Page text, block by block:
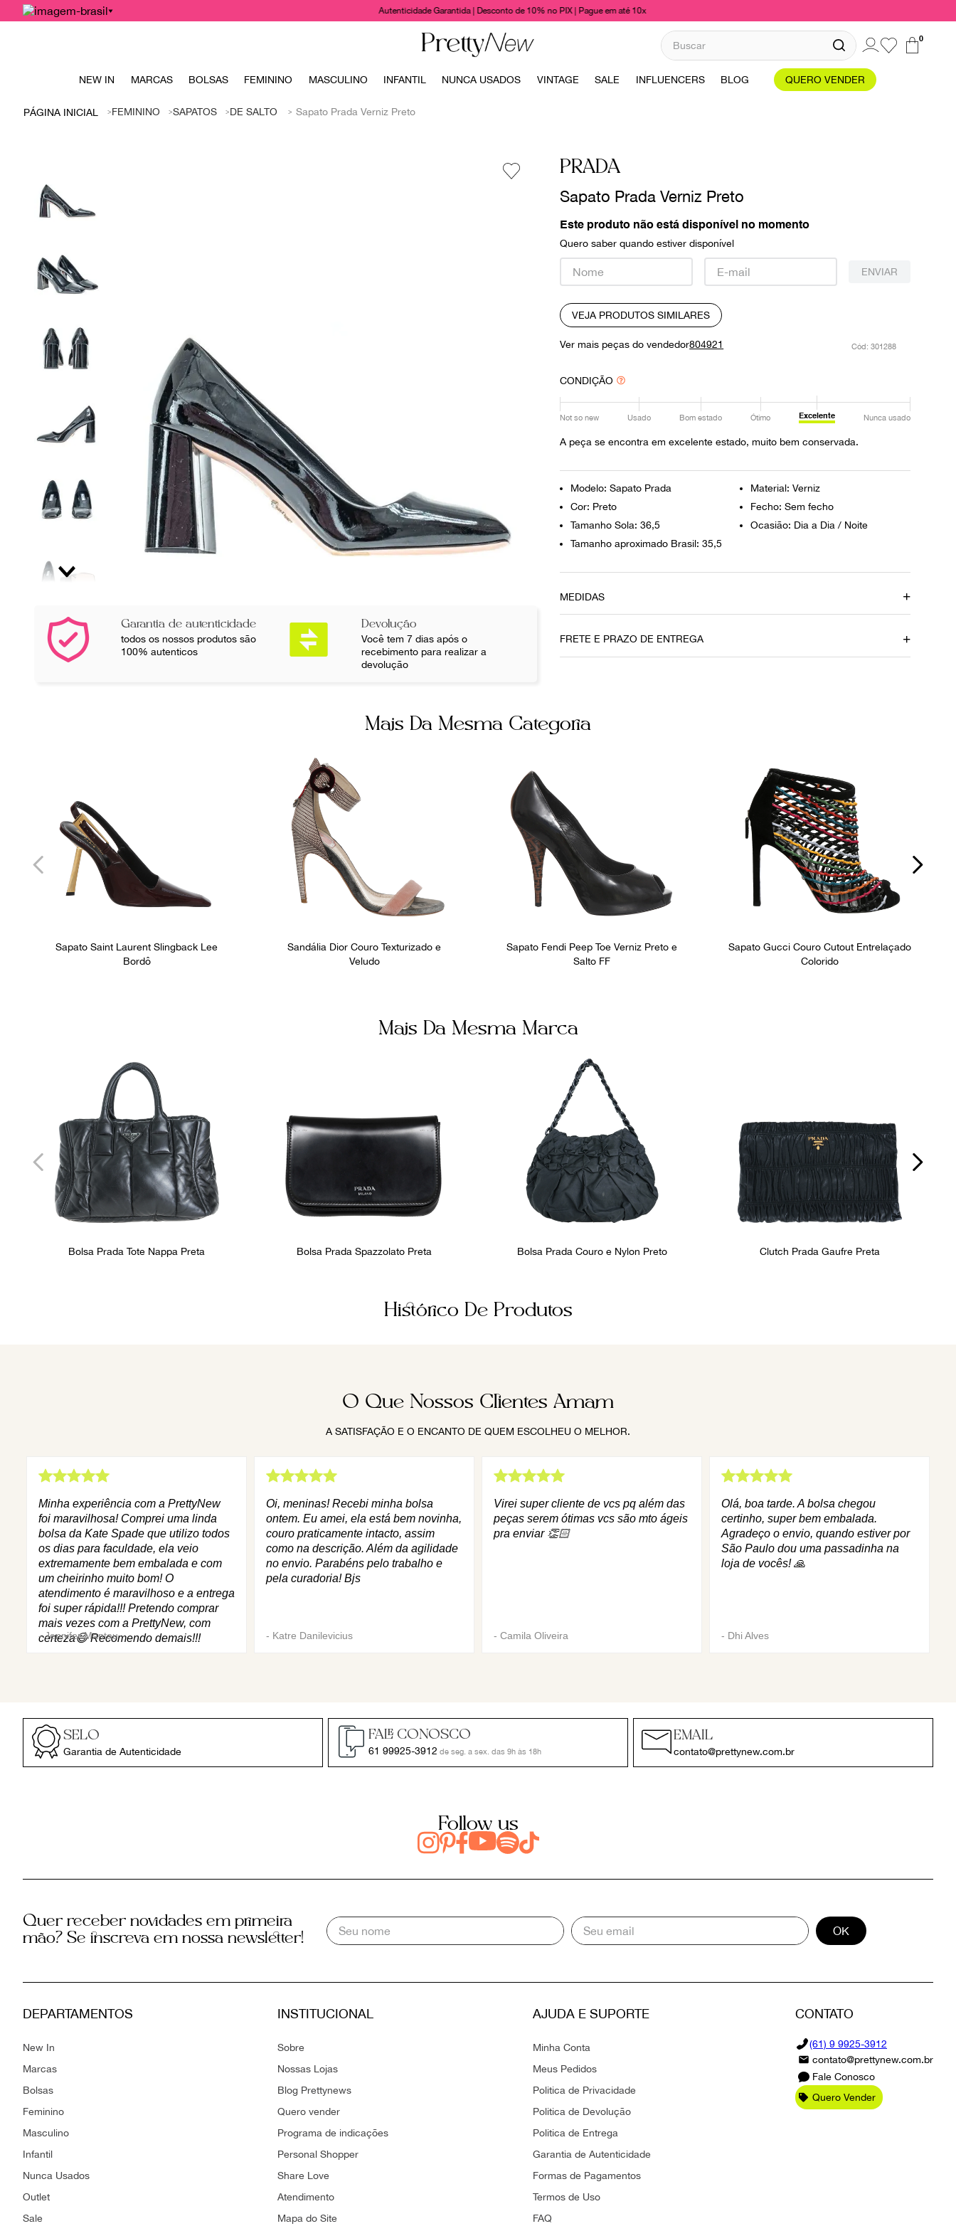
Autenticidade Garantida | Desconto de 10% no PIX | Pague em até 10x
Buscar
TERMOS MAIS BUSCADOS
0
NEW IN MARCAS BOLSAS FEMININO MASCULINO INFANTIL NUNCA USADOS VINTAGE SALE INFLUENCERS BLOG QUERO VENDER
FEMININO SAPATOS DE SALTO Sapato Prada Verniz Preto
Garantia de autenticidade
todos os nossos produtos são
100% autenticos
Devolução
Você tem 7 dias após o
recebimento para realizar a
devolução
PRADA
Sapato Prada Verniz Preto
Este produto não está disponível no momento
Quero saber quando estiver disponível
ENVIAR
VEJA PRODUTOS SIMILARES
Ver mais peças do vendedor804921 : 301288
CONDIÇÃO
Not so new Usado Bom estado Ótimo Excelente Nunca usado
A peça se encontra em excelente estado, muito bem conservada.
Modelo: Sapato Prada
Material: Verniz
Cor: Preto
Fecho: Sem fecho
Tamanho Sola: 36,5
Ocasião: Dia a Dia / Noite
Tamanho aproximado Brasil: 35,5
MEDIDAS
35.5
FRETE E PRAZO DE ENTREGA
Mais Da Mesma Categoria
Sapato Saint Laurent Slingback Lee
Bordô
Sandália Dior Couro Texturizado e
Veludo
Sapato Fendi Peep Toe Verniz Preto e
Salto FF
Sapato Gucci Couro Cutout Entrelaçado
Colorido
Mais Da Mesma Marca
Bolsa Prada Tote Nappa Preta Bolsa Prada Spazzolato Preta Bolsa Prada Couro e Nylon Preto Clutch Prada Gaufre Preta
Histórico De Produtos
O Que Nossos Clientes Amam
A SATISFAÇÃO E O ENCANTO DE QUEM ESCOLHEU O MELHOR.
Minha experiência com a PrettyNew
foi maravilhosa! Comprei uma linda
bolsa da Kate Spade que utilizo todos
os dias para faculdade, ela veio
extremamente bem embalada e com
um cheirinho muito bom! O
atendimento é maravilhoso e a entrega
foi super rápida!!! Pretendo comprar
mais vezes com a PrettyNew, com
certeza😄 Recomendo demais!!!
-Jennifer Mantau
Oi, meninas! Recebi minha bolsa
ontem. Eu amei, ela está bem novinha,
couro praticamente intacto, assim
como na descrição. Além da agilidade
no envio. Parabéns pelo trabalho e
pela curadoria! Bjs
- Katre Danilevicius
Virei super cliente de vcs pq além das
peças serem ótimas vcs são mto ágeis
pra enviar 👏🏻
- Camila Oliveira
Olá, boa tarde. A bolsa chegou
certinho, super bem embalada.
Agradeço o envio, quando estiver por
São Paulo dou uma passadinha na
loja de vocês! 🙏
- Dhi Alves
SELO
Garantia de Autenticidade
FALE CONOSCO
61 99925-3912 de seg. a sex. das 9h às 18h
EMAIL
contato@prettynew.com.br
Follow us
Quer receber novidades em primeira
mão? Se inscreva em nossa newsletter!
OK
DEPARTAMENTOS
New In
Marcas
Bolsas
Feminino
Masculino
Infantil
Nunca Usados
Outlet
Sale
INSTITUCIONAL
Sobre
Nossas Lojas
Blog Prettynews
Quero vender
Programa de indicações
Personal Shopper
Share Love
Atendimento
Mapa do Site
AJUDA E SUPORTE
Minha Conta
Meus Pedidos
Politica de Privacidade
Politica de Devolução
Politica de Entrega
Garantia de Autenticidade
Formas de Pagamentos
Termos de Uso
FAQ
CONTATO
(61) 9 9925-3912
contato@prettynew.com.br
Fale Conosco
Quero Vender